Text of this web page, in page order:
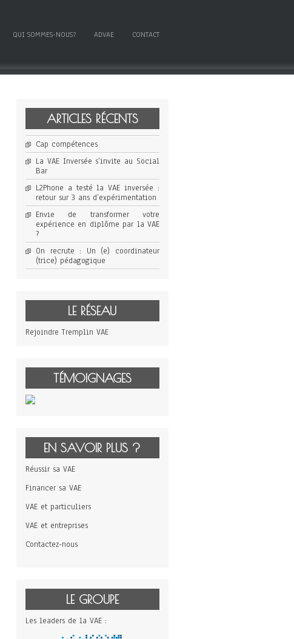
QUI SOMMES-NOUS? ADVAE CONTACT
ARTICLES RÉCENTS
Cap compétences
La VAE Inversée s’invite au Social
Bar
L2Phone a testé la VAE inversée :
retour sur 3 ans d’expérimentation
Envie de transformer votre
expérience en diplôme par la VAE
?
On recrute : Un (e) coordinateur
(trice) pédagogique
LE RÉSEAU
Rejoindre Tremplin VAE
TÉMOIGNAGES
EN SAVOIR PLUS ?
Réussir sa VAE
Financer sa VAE
VAE et particuliers
VAE et entreprises
Contactez-nous
LE GROUPE
Les leaders de la VAE :